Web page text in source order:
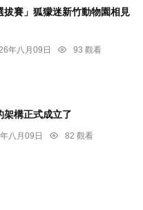
拔賽」狐獴迷新竹動物園相見
年八月09日
93 觀看
架構正式成立了
八月09日
82 觀看